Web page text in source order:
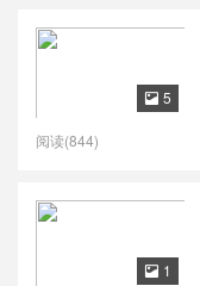
 5
阅读(844)
 1